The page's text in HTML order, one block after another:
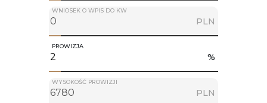
WNIOSEK O WPIS DO KW
PLN
PROWIZJA
%
WYSOKOŚĆ PROWIZJI
PLN